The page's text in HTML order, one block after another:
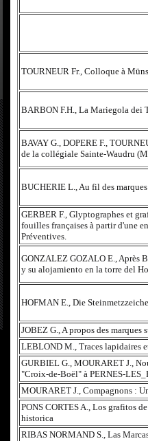
TOURNEUR Fr., Colloque à
BARBON F.H., La Mariegola dei
BAVAY G., DOPERE F.,
de la collégiale Sainte-Waudru
BUCHERIE L., Au fil des
GERBER F., Glyptographes et
fouilles françaises à partir d'une
Préventives.
GONZALEZ GOZALO E., Après
y su alojamiento en la torre del
HOFMAN E., Die
JOBEZ G., A propos des marques
LEBLOND M., Traces lapidaires
GURBIEL G., MOURARET J.,
"Croix-de-Boël" à PERNES-
MOURARET J., Compagnons :
PONS CORTES A., Los grafitos
historica
RIBAS NORMAND S., Las